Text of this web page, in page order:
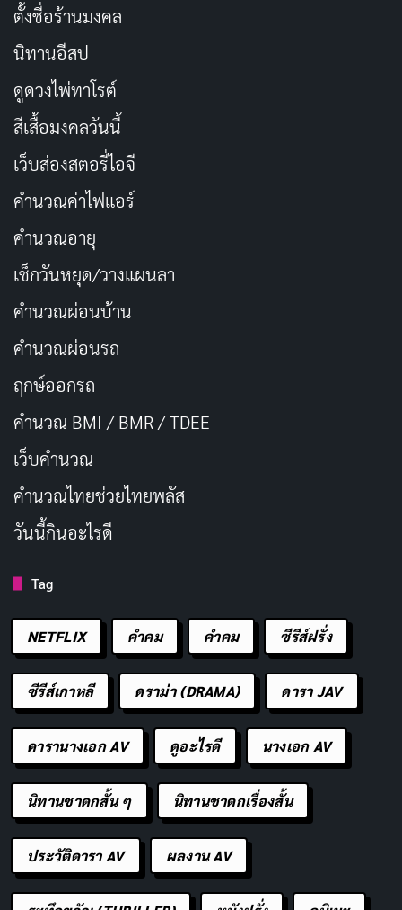
ตั้งชื่อร้านมงคล
นิทานอีสป
ดูดวงไพ่ทาโรต์
สีเสื้อมงคลวันนี้
เว็บส่องสตอรี่ไอจี
คำนวณค่าไฟแอร์
คำนวณอายุ
เช็กวันหยุด/วางแผนลา
คำนวณผ่อนบ้าน
คำนวณผ่อนรถ
ฤกษ์ออกรถ
คำนวณ BMI / BMR / TDEE
เว็บคํานวณ
คํานวณไทยช่วยไทยพลัส
วันนี้กินอะไรดี
Tag
NETFLIX คำคม คําคม ซีรีส์ฝรั่ง
ซีรีส์เกาหลี ดราม่า (DRAMA) ดารา JAV
ดารานางเอก AV ดูอะไรดี นางเอก AV
นิทานชาดกสั้น ๆ นิทานชาดกเรื่องสั้น
ประวัติดารา AV ผลงาน AV